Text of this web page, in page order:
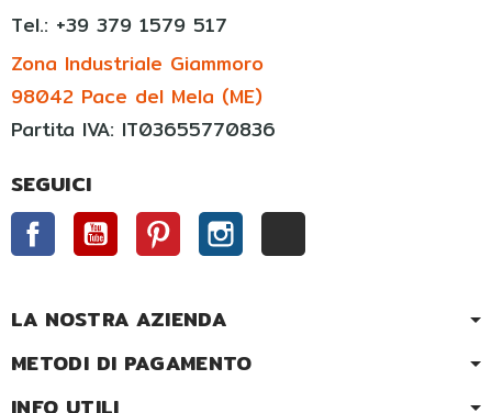
Tel.: +39 379 1579 517
Zona Industriale Giammoro
98042 Pace del Mela (ME)
Partita IVA: IT03655770836
SEGUICI
FacebookYouTube PinterestInstagram
LA NOSTRA AZIENDA
METODI DI PAGAMENTO
INFO UTILI